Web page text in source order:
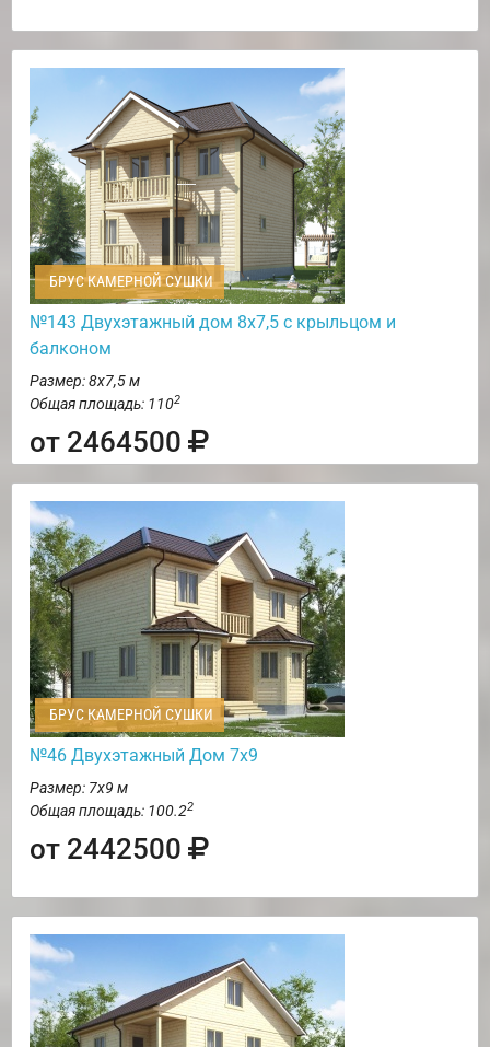
БРУС КАМЕРНОЙ СУШКИ
№143 Двухэтажный дом 8х7,5 с крыльцом и
балконом
Размер: 8х7,5 м
Общая площадь: 1102
от 2464500
БРУС КАМЕРНОЙ СУШКИ
№46 Двухэтажный Дом 7х9
Размер: 7х9 м
Общая площадь: 100.22
от 2442500